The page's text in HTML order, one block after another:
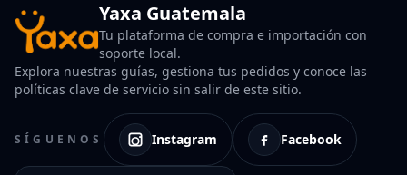
Yaxa Guatemala
Tu plataforma de compra e importación con
soporte local.
Explora nuestras guías, gestiona tus pedidos y conoce las
políticas clave de servicio sin salir de este sitio.
SÍGUENOS Instagram Facebook